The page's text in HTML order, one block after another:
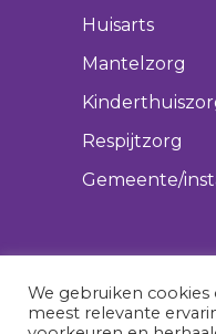
Huisarts
Mantelzorg
Respijtzorg
Gemeente/
We gebruiken
meest relevante